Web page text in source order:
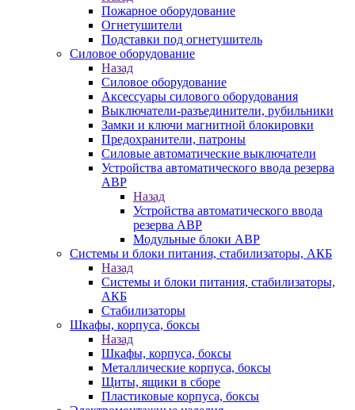
Пожарное оборудование
Огнетушители
Подставки под огнетушитель
Силовое оборудование
Назад
Силовое оборудование
Аксессуары силового оборудования
Выключатели-разъединители, рубильники
Замки и ключи магнитной блокировки
Предохранители, патроны
Силовые автоматические выключатели
Устройства автоматического ввода резерва
АВР
Назад
Устройства автоматического ввода
резерва АВР
Модульные блоки АВР
Системы и блоки питания, стабилизаторы, АКБ
Назад
Системы и блоки питания, стабилизаторы,
АКБ
Стабилизаторы
Шкафы, корпуса, боксы
Назад
Шкафы, корпуса, боксы
Металлические корпуса, боксы
Щиты, ящики в сборе
Пластиковые корпуса, боксы